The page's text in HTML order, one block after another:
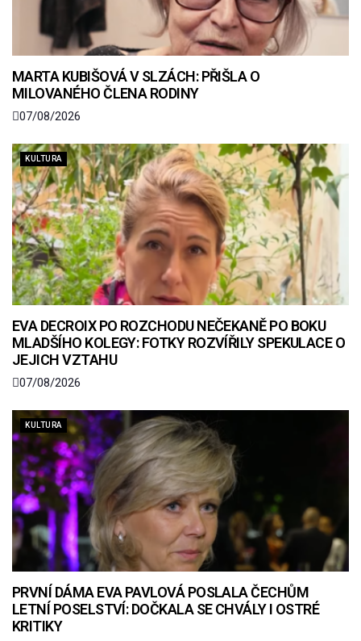
MARTA KUBIŠOVÁ V SLZÁCH: PŘIŠLA O
MILOVANÉHO ČLENA RODINY
07/08/2026
KULTURA
EVA DECROIX PO ROZCHODU NEČEKANĚ PO BOKU
MLADŠÍHO KOLEGY: FOTKY ROZVÍŘILY SPEKULACE O
JEJICH VZTAHU
07/08/2026
KULTURA
PRVNÍ DÁMA EVA PAVLOVÁ POSLALA ČECHŮM
LETNÍ POSELSTVÍ: DOČKALA SE CHVÁLY I OSTRÉ
KRITIKY